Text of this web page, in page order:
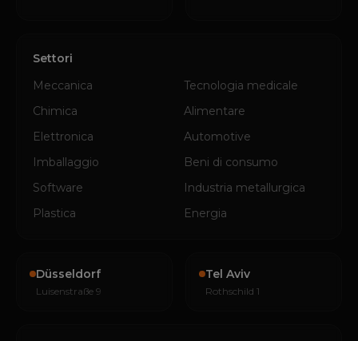
Settori
Meccanica
Tecnologia medicale
Chimica
Alimentare
Elettronica
Automotive
Imballaggio
Beni di consumo
Software
Industria metallurgica
Plastica
Energia
Düsseldorf
Luisenstraße 9
Tel Aviv
Rothschild 1